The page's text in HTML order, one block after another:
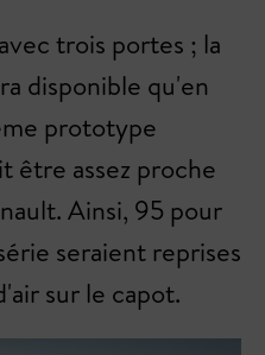
trois portes ; la
disponible qu'en
prototype
être assez proche
Ainsi, 95 pour
seraient reprises
sur le capot.